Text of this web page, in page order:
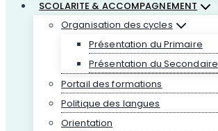
SCOLARITE & ACCOMPAGNEMENT
Organisation des cycles
Présentation du Primaire
Présentation du Secondaire
Portail des formations
Politique des langues
Orientation